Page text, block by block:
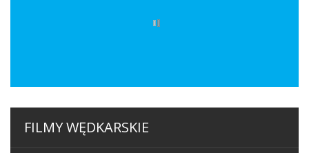
FILMY WĘDKARSKIE